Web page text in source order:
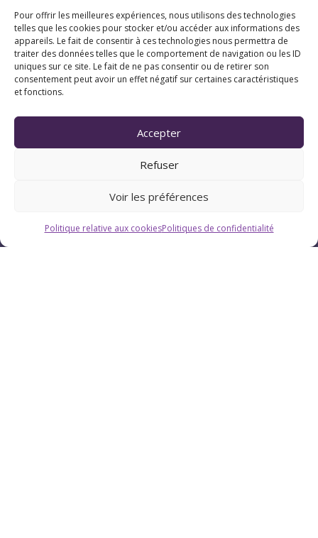
Pour offrir les meilleures expériences, nous utilisons des technologies
telles que les cookies pour stocker et/ou accéder aux informations des
appareils. Le fait de consentir à ces technologies nous permettra de
traiter des données telles que le comportement de navigation ou les ID
uniques sur ce site. Le fait de ne pas consentir ou de retirer son
consentement peut avoir un effet négatif sur certaines caractéristiques
et fonctions.
Accepter
Refuser
Voir les préférences
Politique relative aux cookiesPolitiques de confidentialité
Pau (Pyrénées-Atlantiques 64)
Suivez Chrystellys